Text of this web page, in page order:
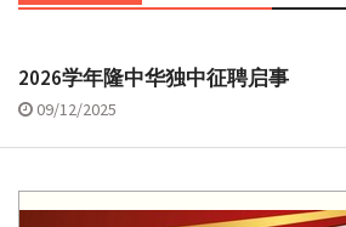
2026学年隆中华独中征聘启事
09/12/2025